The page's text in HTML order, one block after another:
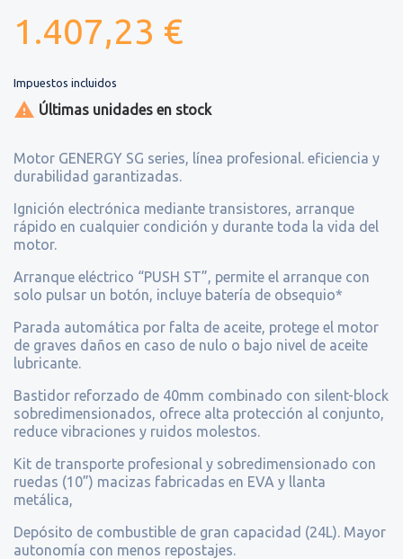
1.407,23 €
Impuestos incluidos
 Últimas unidades en stock
Motor GENERGY SG series, línea profesional. eficiencia y
durabilidad garantizadas.
Ignición electrónica mediante transistores, arranque
rápido en cualquier condición y durante toda la vida del
motor.
Arranque eléctrico “PUSH ST”, permite el arranque con
solo pulsar un botón, incluye batería de obsequio*
Parada automática por falta de aceite, protege el motor
de graves daños en caso de nulo o bajo nivel de aceite
lubricante.
Bastidor reforzado de 40mm combinado con silent-block
sobredimensionados, ofrece alta protección al conjunto,
reduce vibraciones y ruidos molestos.
Kit de transporte profesional y sobredimensionado con
ruedas (10”) macizas fabricadas en EVA y llanta
metálica,
Depósito de combustible de gran capacidad (24L). Mayor
autonomía con menos repostajes.